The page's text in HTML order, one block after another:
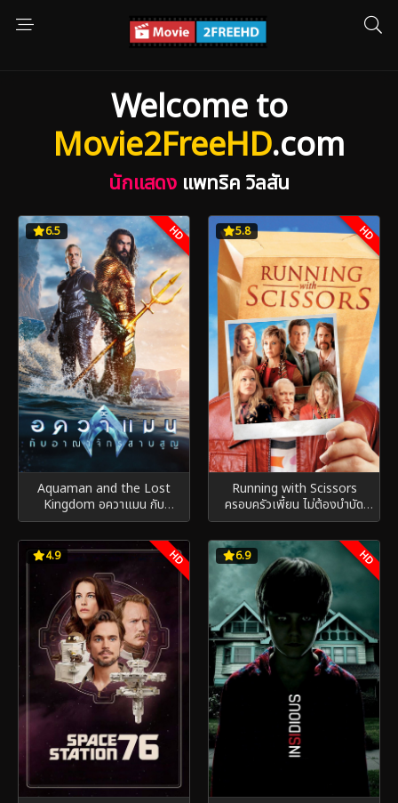
Welcome to
Movie2FreeHD.com
นักแสดง แพทริค วิลสัน
6.5 HD
Aquaman and the Lost
Kingdom อควาแมน กับ
อาณาจักรสาบสูญ (2023)
5.8 HD
Running with Scissors
ครอบครัวเพี้ยน ไม่ต้องบำบัด
(2006)
4.9 HD 6.9 HD